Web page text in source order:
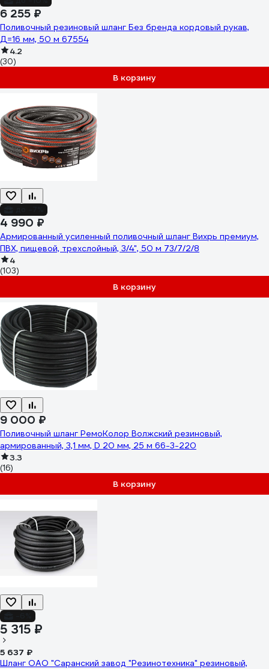
6 255 ₽
Поливочный резиновый шланг Без бренда кордовый рукав,
Д=16 мм, 50 м 67554
4.2
(30)
В корзину
4 990 ₽
Армированный усиленный поливочный шланг Вихрь премиум,
ПВХ, пищевой, трехслойный, 3/4", 50 м 73/7/2/8
4
(103)
В корзину
9 000 ₽
Поливочный шланг РемоКолор Волжский резиновый,
армированный, 3,1 мм, D 20 мм, 25 м 66-3-220
3.3
(16)
В корзину
5 315 ₽
5 637 ₽
Шланг ОАО "Саранский завод "Резинотехника" резиновый,